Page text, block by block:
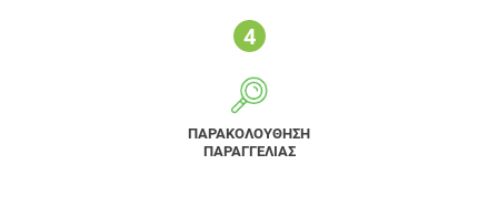
ΠΑΡΑΚΟΛΟΥΘΗΣΗ
ΠΑΡΑΓΓΕΛΙΑΣ